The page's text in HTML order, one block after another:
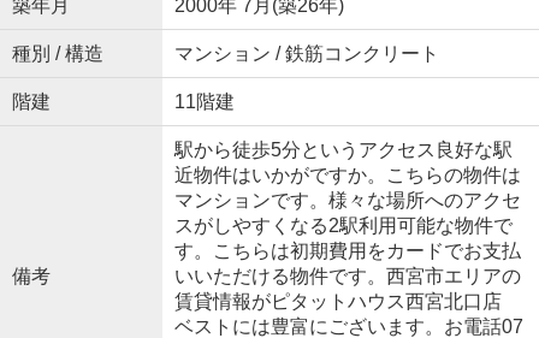
築年月 2000年 7月(築26年)
種別 / 構造 マンション / 鉄筋コンクリート
階建 11階建
備考
駅から徒歩5分というアクセス良好な駅
近物件はいかがですか。こちらの物件は
マンションです。様々な場所へのアクセ
スがしやすくなる2駅利用可能な物件で
す。こちらは初期費用をカードでお支払
いいただける物件です。西宮市エリアの
賃貸情報がピタットハウス西宮北口店
ベストには豊富にございます。お電話07